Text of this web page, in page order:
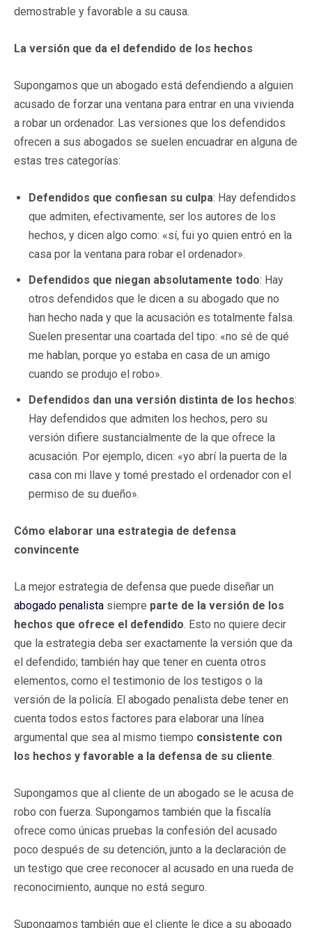
demostrable y favorable a su causa.
La versión que da el defendido de los hechos
Supongamos que un abogado está defendiendo a alguien
acusado de forzar una ventana para entrar en una vivienda
a robar un ordenador. Las versiones que los defendidos
ofrecen a sus abogados se suelen encuadrar en alguna de
estas tres categorías:
Defendidos que confiesan su culpa: Hay defendidos
que admiten, efectivamente, ser los autores de los
hechos, y dicen algo como: «sí, fui yo quien entró en la
casa por la ventana para robar el ordenador».
Defendidos que niegan absolutamente todo: Hay
otros defendidos que le dicen a su abogado que no
han hecho nada y que la acusación es totalmente falsa.
Suelen presentar una coartada del tipo: «no sé de qué
me hablan, porque yo estaba en casa de un amigo
cuando se produjo el robo».
Defendidos dan una versión distinta de los hechos:
Hay defendidos que admiten los hechos, pero su
versión difiere sustancialmente de la que ofrece la
acusación. Por ejemplo, dicen: «yo abrí la puerta de la
casa con mi llave y tomé prestado el ordenador con el
permiso de su dueño».
Cómo elaborar una estrategia de defensa
convincente
La mejor estrategia de defensa que puede diseñar un
abogado penalista siempre parte de la versión de los
hechos que ofrece el defendido. Esto no quiere decir
que la estrategia deba ser exactamente la versión que da
el defendido; también hay que tener en cuenta otros
elementos, como el testimonio de los testigos o la
versión de la policía. El abogado penalista debe tener en
cuenta todos estos factores para elaborar una línea
argumental que sea al mismo tiempo consistente con
los hechos y favorable a la defensa de su cliente.
Supongamos que al cliente de un abogado se le acusa de
robo con fuerza. Supongamos también que la fiscalía
ofrece como únicas pruebas la confesión del acusado
poco después de su detención, junto a la declaración de
un testigo que cree reconocer al acusado en una rueda de
reconocimiento, aunque no está seguro.
Supongamos también que el cliente le dice a su abogado